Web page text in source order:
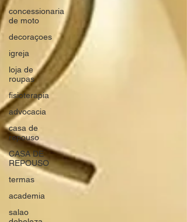
concessionaria
de moto
decoraçoes
igreja
loja de
roupas
fisioterapia
advocacia
casa de
repouso
CASA DE
REPOUSO
termas
academia
salao